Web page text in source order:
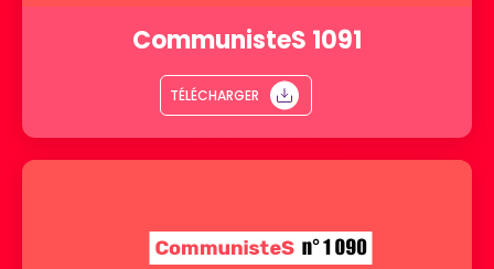
CommunisteS 1091
TÉLÉCHARGER